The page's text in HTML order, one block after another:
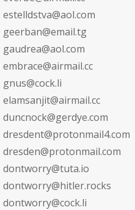
estelldstva@aol.com
geerban@email.tg
gaudrea@aol.com
embrace@airmail.cc
gnus@cock.li
elamsanjit@airmail.cc
duncnock@gerdye.com
dresdent@protonmail4.com
dresden@protonmail.com
dontworry@tuta.io
dontworry@hitler.rocks
dontworry@cock.li